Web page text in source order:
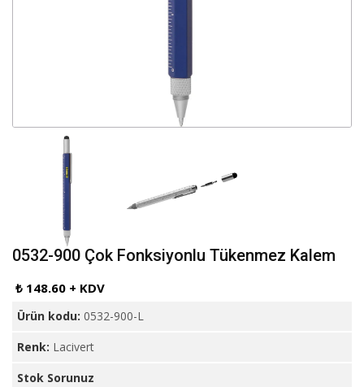
0532-900 Çok Fonksiyonlu Tükenmez Kalem
₺ 148.60 + KDV
Ürün kodu: 0532-900-L
Renk: Lacivert
Stok Sorunuz